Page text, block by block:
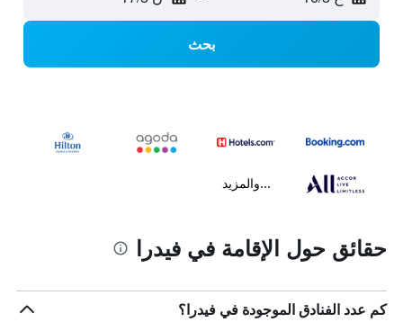
بحث
...والمزيد
حقائق حول الإقامة في فيدرا
كم عدد الفنادق الموجودة في فيدرا؟